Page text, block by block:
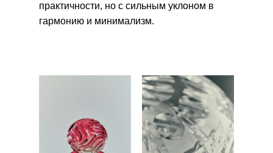
практичности, но с сильным уклоном в
гармонию и минимализм.